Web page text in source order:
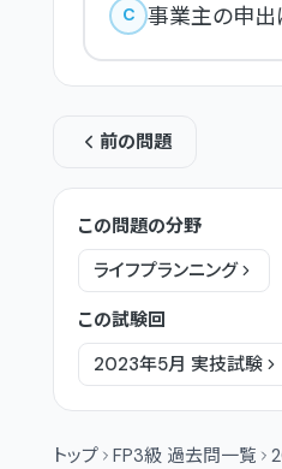
C 事業主の申出
前の問題
この問題の分野
ライフプランニング
この試験回
2023年5月 実技試験
トップ FP3級 過去問一覧